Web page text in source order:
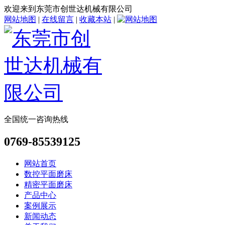
欢迎来到东莞市创世达机械有限公司
网站地图 | 在线留言 | 收藏本站 |
全国统一咨询热线
0769-85539125
网站首页
数控平面磨床
精密平面磨床
产品中心
案例展示
新闻动态